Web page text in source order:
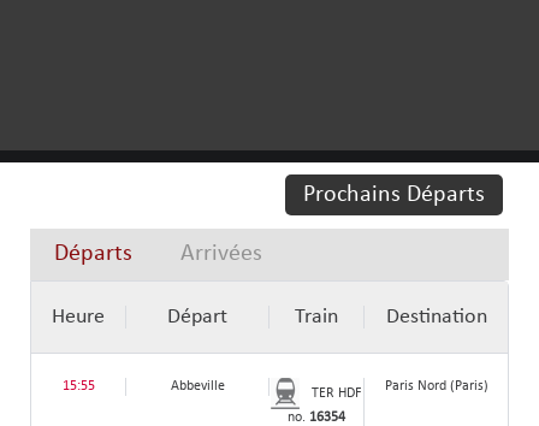
Prochains Départs
Départs Arrivées
Heure Départ Train Destination
15:55 Abbeville
TER HDF
no. 16354
Paris Nord (Paris)